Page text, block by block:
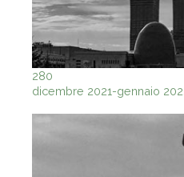
280
dicembre 2021-gennaio 2022